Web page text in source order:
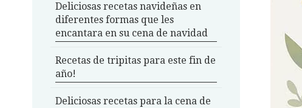
Deliciosas recetas navideñas en
diferentes formas que les
encantara en su cena de navidad
Recetas de tripitas para este fin de
año!
Deliciosas recetas para la cena de